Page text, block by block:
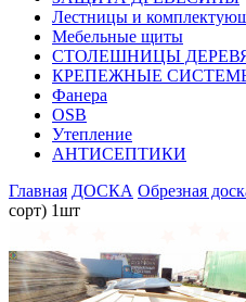
Лестницы и
Мебельные щиты
СТОЛЕШНИЦЫ
КРЕПЕЖНЫЕ
Фанера
OSB
Утепление
АНТИСЕПТИКИ
Главная ДОСКА Обрезная
сорт) 1шт